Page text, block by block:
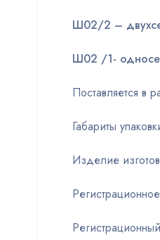
Ш02/2 –
Ш02 /1-
Поставляется в
Габариты
Изделие